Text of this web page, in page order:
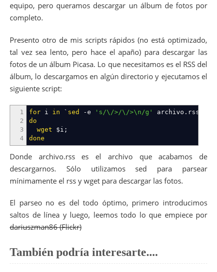
equipo, pero queramos descargar un álbum de fotos por
completo.
Presento otro de mis scripts rápidos (no está optimizado,
tal vez sea lento, pero hace el apaño) para descargar las
fotos de un álbum Picasa. Lo que necesitamos es el RSS del
álbum, lo descargamos en algún directorio y ejecutamos el
siguiente script:
1
2
3
4
for i in ` sed -e 's/\/>/\/>\n/g' archivo.rss
do
wget
$i ;
done
Donde archivo.rss es el archivo que acabamos de
descargarnos. Sólo utilizamos sed para parsear
mínimamente el rss y wget para descargar las fotos.
El parseo no es del todo óptimo, primero introducimos
saltos de línea y luego, leemos todo lo que empiece por
dariuszman86 (Flickr)
También podría interesarte....